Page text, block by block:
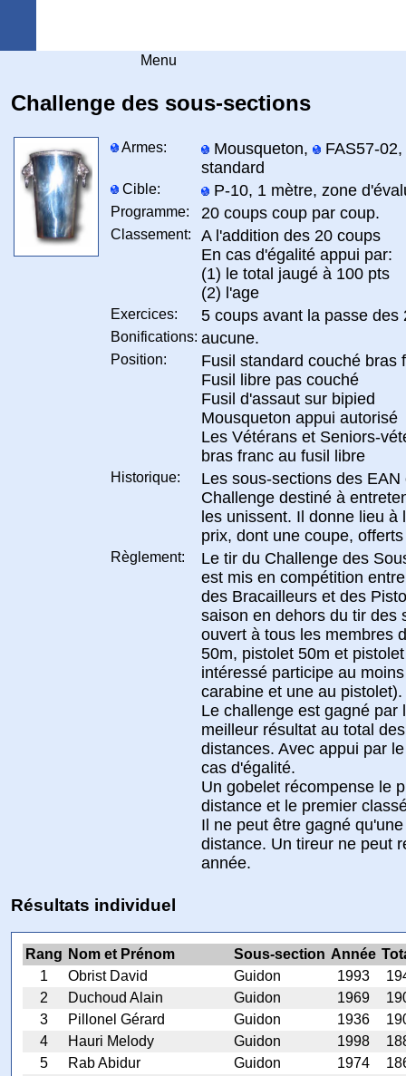
Menu
Challenge des sous-sections
Armes: Mousqueton,
FAS57-02,
standard
Cible: P-10, 1 mètre, zone
Programme: 20 coups coup par coup.
Classement:
A l'addition des 20 coups
En cas d'égalité appui par:
(1) le total jaugé à 100 pts
(2) l'age
Exercices: 5 coups avant la passe des
Bonifications: aucune.
Position:
Fusil standard couché bras
Fusil libre pas couché
Fusil d'assaut sur bipied
Mousqueton appui autorisé
Les Vétérans et Seniors-
bras franc au fusil libre
Historique:
Les sous-sections des
Challenge destiné à
les unissent. Il donne lieu à
prix, dont une coupe,
Règlement:
Le tir du Challenge des
est mis en compétition
des Bracailleurs et des
saison en dehors du tir des
ouvert à tous les membres
50m, pistolet 50m et
intéressé participe au
carabine et une au pistolet).
Le challenge est gagné par
meilleur résultat au total
distances. Avec appui par
cas d'égalité.
Un gobelet récompense le
distance et le premier
Il ne peut être gagné
distance. Un tireur ne peut
année.
Résultats individuel
Rang Nom et Prénom Sous-section Année
1
Obrist David Guidon 1993
2
Duchoud Alain Guidon 1969
3
Pillonel Gérard Guidon 1936
4
Hauri Melody Guidon 1998
5
Rab Abidur Guidon 1974